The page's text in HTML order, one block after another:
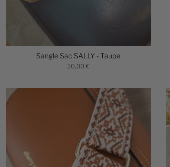
Sangle Sac SALLY - Taupe
20,00 €